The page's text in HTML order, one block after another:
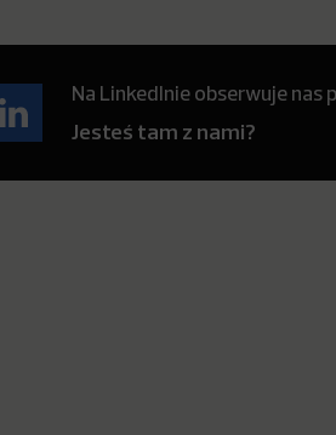
Na LinkedInie obserwuje nas
Jesteś tam z nami?